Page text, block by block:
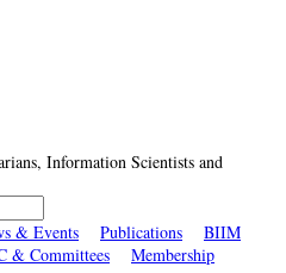
Information Scientists and
& Events Publications
BIIM
& Committees
Membership